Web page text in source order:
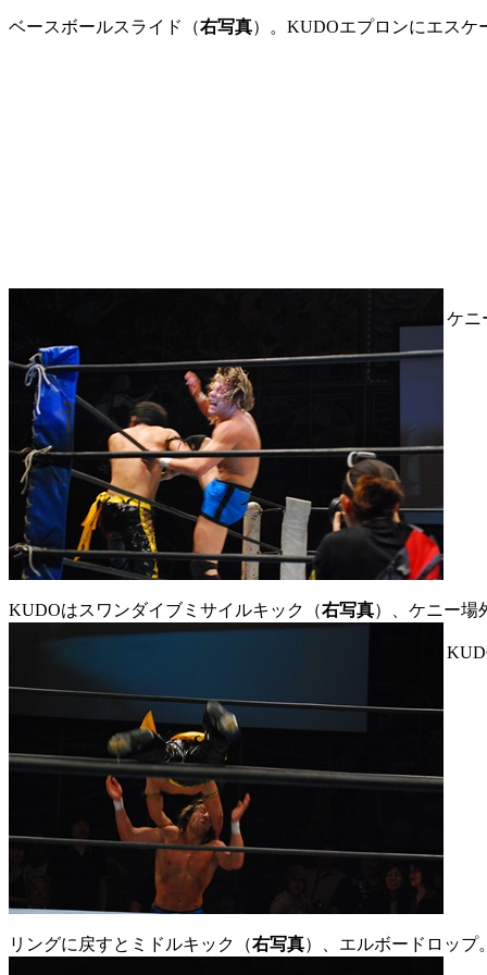
ベースボールスライド（右写真）。KUDOエプロンにエスケ
ケニ
KUDOはスワンダイブミサイルキック（右写真）、ケニー場
リングに戻すとミドルキック（右写真）、エルボードロップ